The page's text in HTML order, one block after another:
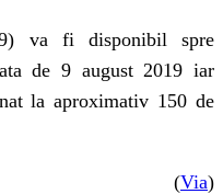
va fi disponibil spre
de 9 august 2019 iar
la aproximativ 150 de
(Via)